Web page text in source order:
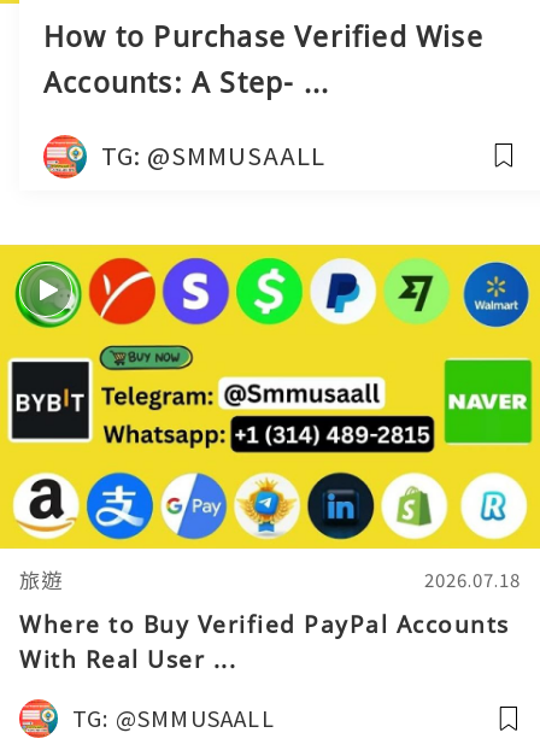
How to Purchase Verified Wise
Accounts: A Step- ...
TG: @SMMUSAALL
旅遊 2026.07.18
Where to Buy Verified PayPal Accounts
With Real User ...
TG: @SMMUSAALL